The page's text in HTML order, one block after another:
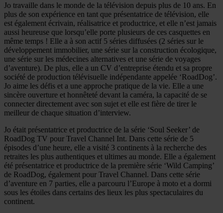
Jo travaille dans le monde de la télévision depuis plus de 10 ans. En
plus de son expérience en tant que présentatrice de télévision, elle
est également écrivain, réalisatrice et productrice, et elle n’est jamais
aussi heureuse que lorsqu’elle porte plusieurs de ces casquettes en
même temps ! Elle a à son actif 5 séries diffusées (2 séries sur le
développement immobilier, une série sur la construction écologique,
une série sur les médecines alternatives et une série de voyages
d’aventure). De plus, elle a un CV d’entreprise étendu et sa propre
société de production télévisuelle indépendante appelée ‘RoadDog’.
Jo aime les défis et a une approche pratique de la vie. Elle a une
sincère ouverture et honnêteté devant la caméra, la capacité de se
connecter directement avec son sujet et elle est fière de tirer le
meilleur de chaque situation d’interview.
Jo était présentatrice et productrice de la série ‘Soul Seeker’ de
RoadDog TV pour Travel Channel Int. Dans cette série de 5
épisodes d’une heure, elle a visité 3 continents à la recherche des
retraites les plus authentiques et ultimes au monde. Elle a également
été présentatrice et productrice de la première série ‘Wild Camping’
de RoadDog, également pour Travel Channel. Dans cette série
d’aventure en 7 parties, elle a parcouru l’Europe à moto et a dormi
sous les étoiles dans certains des lieux les plus spectaculaires du
continent.